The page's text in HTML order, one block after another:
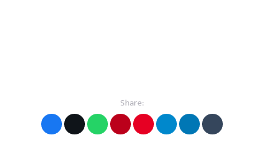
Share: